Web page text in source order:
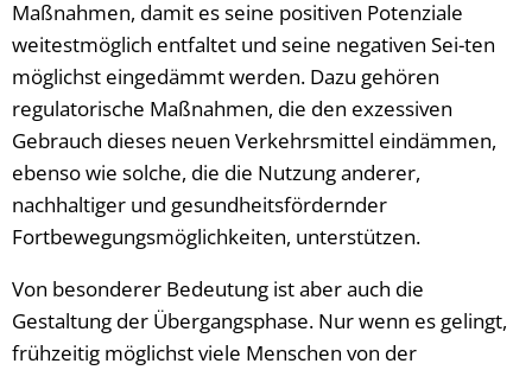
Maßnahmen, damit es seine positiven Potenziale
weitestmöglich entfaltet und seine negativen Sei-ten
möglichst eingedämmt werden. Dazu gehören
regulatorische Maßnahmen, die den exzessiven
Gebrauch dieses neuen Verkehrsmittel eindämmen,
ebenso wie solche, die die Nutzung anderer,
nachhaltiger und gesundheitsfördernder
Fortbewegungsmöglichkeiten, unterstützen.
Von besonderer Bedeutung ist aber auch die
Gestaltung der Übergangsphase. Nur wenn es gelingt,
frühzeitig möglichst viele Menschen von der